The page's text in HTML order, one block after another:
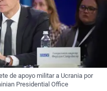
de apoyo militar a Ucrania por
Presidential Office